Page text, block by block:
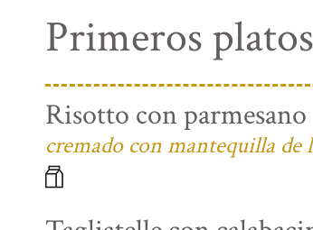
Primeros platos
Risotto con parmesano
cremado con mantequilla de